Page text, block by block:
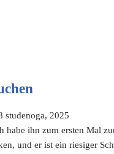
studenoga, 2025
habe ihn zum ersten Mal
und er ist ein riesiger